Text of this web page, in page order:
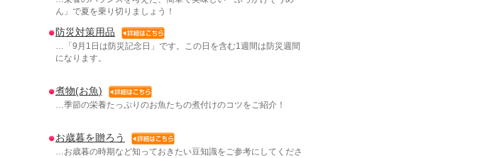
ん」で夏を乗り切りましょう！
防災対策用品
…「9月1日は防災記念日」です。この日を含む1週間は防災週間
になります。
煮物(お魚)
…季節の栄養たっぷりのお魚たちの煮付けのコツをご紹介！
お歳暮を贈ろう
…お歳暮の時期など知っておきたい豆知識をご参考にしてくださ